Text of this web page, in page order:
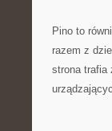
Pino to
razem z
strona trafia